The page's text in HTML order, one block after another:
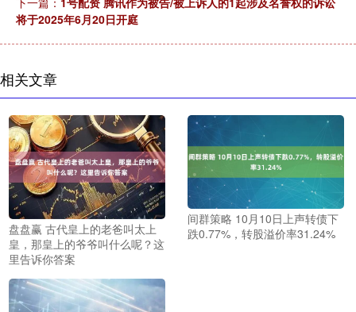
将于2025年6月20日开庭
相关文章
盘盘赢 古代皇上的老爸叫太上
皇，那皇上的爷爷叫什么呢？这
里告诉你答案
间群策略 10月10日上声转债下
跌0.77%，转股溢价率31.24%